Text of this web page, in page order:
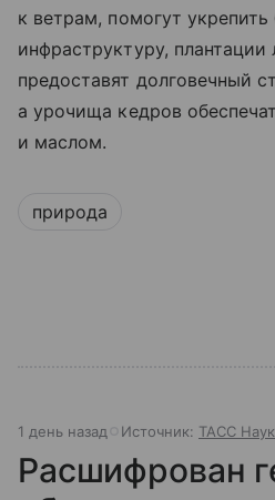
к ветрам, помогут
инфраструктуру, плантации
предоставят долговечный
а урочища кедров
и маслом.
природа
1 день назад Источник: ТАСС
Расшифрован